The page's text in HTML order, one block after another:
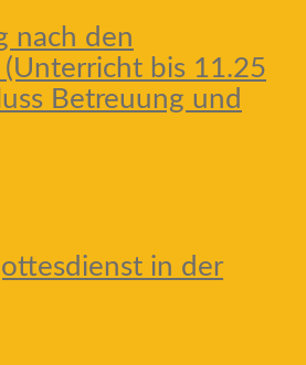
nach den
bis 11.25
Betreuung und
in der